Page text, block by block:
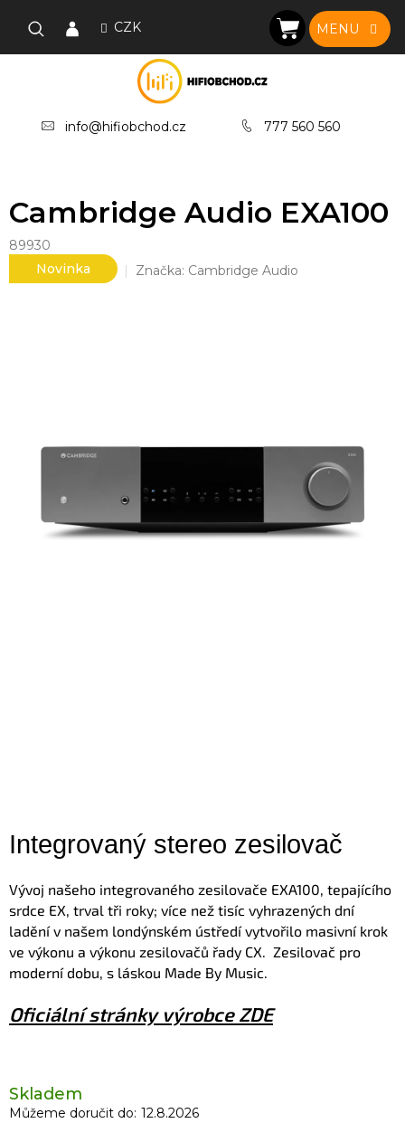
CZK
info@hifiobchod.cz 777 560 560
NÁKUPNÍ
KOŠÍK
Cambridge Audio EXA100
89930
Novinka
Značka: Cambridge Audio
Skladem
Můžeme doručit do: 12.8.2026
Integrovaný stereo zesilovač
Vývoj našeho integrovaného zesilovače EXA100, tepajícího
srdce EX, trval tři roky; více než tisíc vyhrazených dní
ladění v našem londýnském ústředí vytvořilo masivní krok
ve výkonu a výkonu zesilovačů řady CX. Zesilovač pro
moderní dobu, s láskou Made By Music.
Oficiální stránky výrobce ZDE